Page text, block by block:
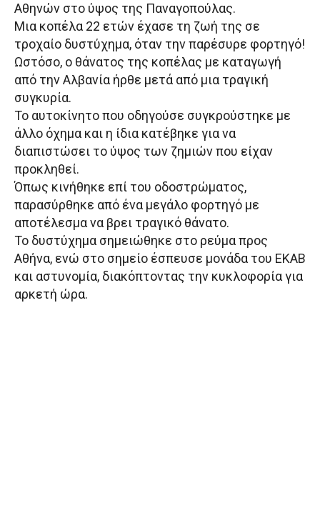
Αθηνών στο ύψος της Παναγοπούλας.
Μια κοπέλα 22 ετών έχασε τη ζωή της σε
τροχαίο δυστύχημα, όταν την παρέσυρε φορτηγό!
Ωστόσο, ο θάνατος της κοπέλας με καταγωγή
από την Αλβανία ήρθε μετά από μια τραγική
συγκυρία.
Το αυτοκίνητο που οδηγούσε συγκρούστηκε με
άλλο όχημα και η ίδια κατέβηκε για να
διαπιστώσει το ύψος των ζημιών που είχαν
προκληθεί.
Όπως κινήθηκε επί του οδοστρώματος,
παρασύρθηκε από ένα μεγάλο φορτηγό με
αποτέλεσμα να βρει τραγικό θάνατο.
Το δυστύχημα σημειώθηκε στο ρεύμα προς
Αθήνα, ενώ στο σημείο έσπευσε μονάδα του ΕΚΑΒ
και αστυνομία, διακόπτοντας την κυκλοφορία για
αρκετή ώρα.